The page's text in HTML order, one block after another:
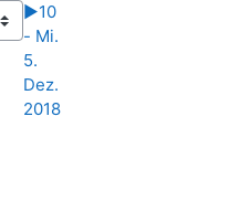
▶︎10
- Mi.
5.
Dez.
2018